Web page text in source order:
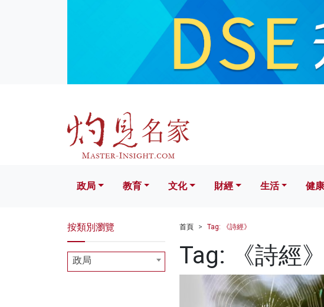
文化 財經 生活 健康
政局 教育 文化 財經 生活 健
首頁 Tag: 《詩經》
Tag: 《詩經》
按類別瀏覽
政局